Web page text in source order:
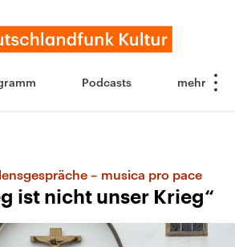
Podcasts
– musica pro pace
ist nicht unser Krieg“